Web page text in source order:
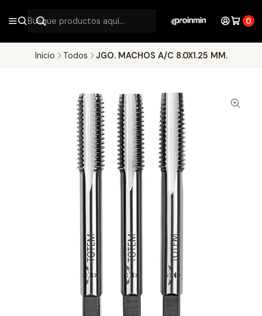
0
Inicio Todos JGO. MACHOS A/C 8.0X1.25 MM.